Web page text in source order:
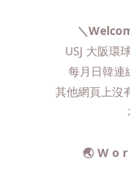
＼
USJ 大阪環
每月日韓連
其他網頁上沒
🌏 W o